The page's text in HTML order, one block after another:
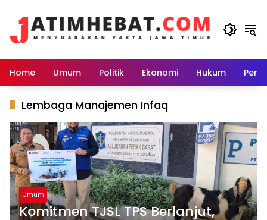
Home Umum Politik Ekonomi Hukum
Lembaga Manajemen Infaq
Umum
Komitmen TJSL TPS Berlanjut,